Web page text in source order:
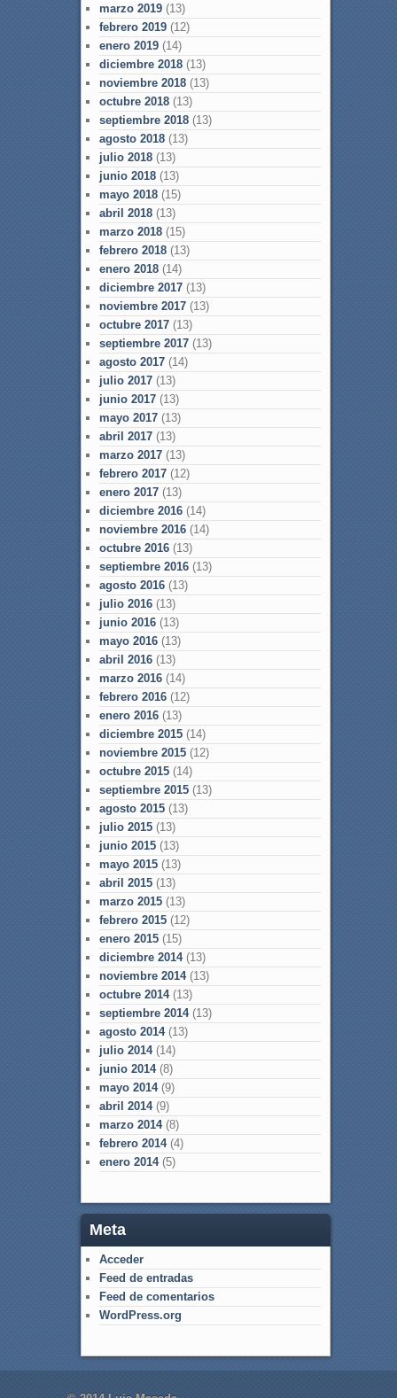
marzo 2019(13)
febrero 2019(12)
enero 2019(14)
diciembre 2018(13)
noviembre 2018(13)
octubre 2018(13)
septiembre 2018(13)
agosto 2018(13)
julio 2018(13)
junio 2018(13)
mayo 2018(15)
abril 2018(13)
marzo 2018(15)
febrero 2018(13)
enero 2018(14)
diciembre 2017(13)
noviembre 2017(13)
octubre 2017(13)
septiembre 2017(13)
agosto 2017(14)
julio 2017(13)
junio 2017(13)
mayo 2017(13)
abril 2017(13)
marzo 2017(13)
febrero 2017(12)
enero 2017(13)
diciembre 2016(14)
noviembre 2016(14)
octubre 2016(13)
septiembre 2016(13)
agosto 2016(13)
julio 2016(13)
junio 2016(13)
mayo 2016(13)
abril 2016(13)
marzo 2016(14)
febrero 2016(12)
enero 2016(13)
diciembre 2015(14)
noviembre 2015(12)
octubre 2015(14)
septiembre 2015(13)
agosto 2015(13)
julio 2015(13)
junio 2015(13)
mayo 2015(13)
abril 2015(13)
marzo 2015(13)
febrero 2015(12)
enero 2015(15)
diciembre 2014(13)
noviembre 2014(13)
octubre 2014(13)
septiembre 2014(13)
agosto 2014(13)
julio 2014(14)
junio 2014(8)
mayo 2014(9)
abril 2014(9)
marzo 2014(8)
febrero 2014(4)
enero 2014(5)
Meta
Acceder
Feed de entradas
Feed de comentarios
WordPress.org